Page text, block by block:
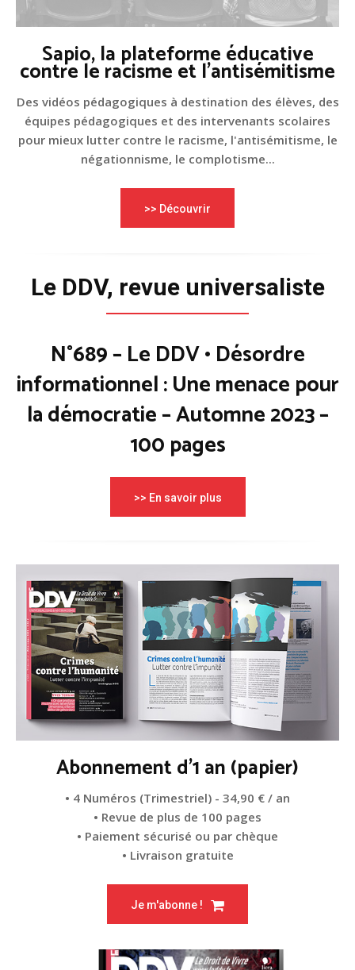
Sapio, la plateforme éducative
contre le racisme et l'antisémitisme
Des vidéos pédagogiques à destination des élèves, des
équipes pédagogiques et des intervenants scolaires
pour mieux lutter contre le racisme, l'antisémitisme, le
négationnisme, le complotisme...
>> Découvrir
Le DDV, revue universaliste
N°689 – Le DDV • Désordre
informationnel : Une menace pour
la démocratie – Automne 2023 –
100 pages
>> En savoir plus
Abonnement d'1 an (papier)
• 4 Numéros (Trimestriel) - 34,90 € / an
• Revue de plus de 100 pages
• Paiement sécurisé ou par chèque
• Livraison gratuite
Je m'abonne !